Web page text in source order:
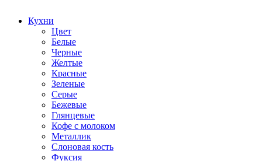
Кухни
Цвет
Белые
Черные
Желтые
Красные
Зеленые
Серые
Бежевые
Глянцевые
Кофе с молоком
Металлик
Слоновая кость
Фуксия